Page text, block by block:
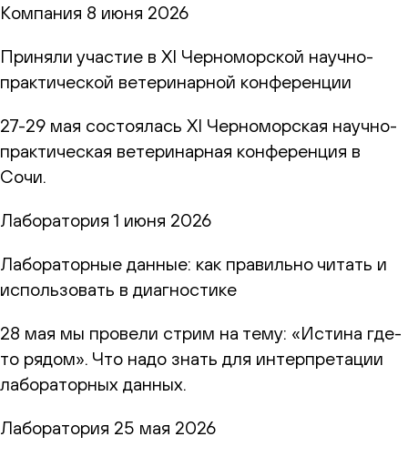
Компания 8 июня 2026
Приняли участие в XI Черноморской научно-
практической ветеринарной конференции
27-29 мая состоялась XI Черноморская научно-
практическая ветеринарная конференция в
Сочи.
Лаборатория 1 июня 2026
Лабораторные данные: как правильно читать и
использовать в диагностике
28 мая мы провели стрим на тему: «Истина где-
то рядом». Что надо знать для интерпретации
лабораторных данных.
Лаборатория 25 мая 2026